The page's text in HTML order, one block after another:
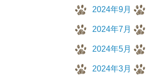
2024年9月
2024年7月
2024年5月
2024年3月